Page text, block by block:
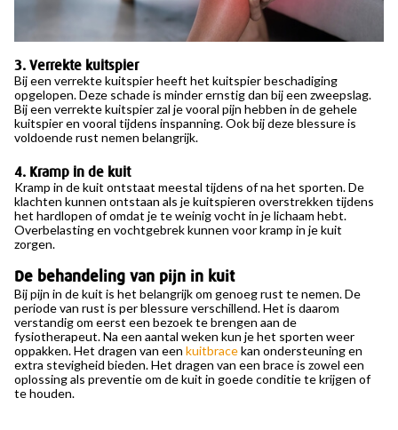
3. Verrekte kuitspier
Bij een verrekte kuitspier heeft het kuitspier beschadiging
opgelopen. Deze schade is minder ernstig dan bij een zweepslag.
Bij een verrekte kuitspier zal je vooral pijn hebben in de gehele
kuitspier en vooral tijdens inspanning. Ook bij deze blessure is
voldoende rust nemen belangrijk.
4. Kramp in de kuit
Kramp in de kuit ontstaat meestal tijdens of na het sporten. De
klachten kunnen ontstaan als je kuitspieren overstrekken tijdens
het hardlopen of omdat je te weinig vocht in je lichaam hebt.
Overbelasting en vochtgebrek kunnen voor kramp in je kuit
zorgen.
De behandeling van pijn in kuit
Bij pijn in de kuit is het belangrijk om genoeg rust te nemen. De
periode van rust is per blessure verschillend. Het is daarom
verstandig om eerst een bezoek te brengen aan de
fysiotherapeut. Na een aantal weken kun je het sporten weer
oppakken. Het dragen van eenkuitbracekan ondersteuning en
extra stevigheid bieden. Het dragen van een brace is zowel een
oplossing als preventie om de kuit in goede conditie te krijgen of
te houden.